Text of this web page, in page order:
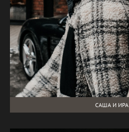
САША И ИРА